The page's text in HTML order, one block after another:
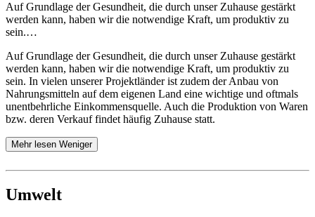
Auf Grundlage der Gesundheit, die durch unser Zuhause gestärkt
werden kann, haben wir die notwendige Kraft, um produktiv zu
sein.…
Auf Grundlage der Gesundheit, die durch unser Zuhause gestärkt
werden kann, haben wir die notwendige Kraft, um produktiv zu
sein. In vielen unserer Projektländer ist zudem der Anbau von
Nahrungsmitteln auf dem eigenen Land eine wichtige und oftmals
unentbehrliche Einkommensquelle. Auch die Produktion von Waren
bzw. deren Verkauf findet häufig Zuhause statt.
Mehr lesen Weniger
Umwelt